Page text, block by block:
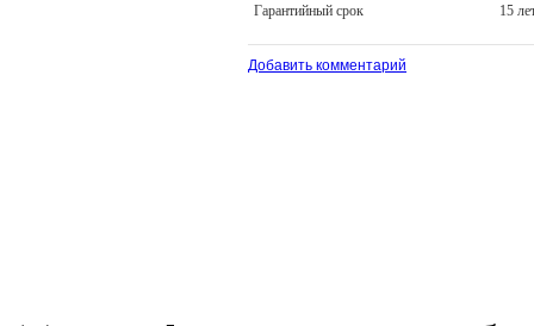
Гарантийный срок 15
Добавить комментарий